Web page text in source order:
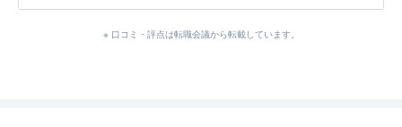
※ 口コミ・評点は転職会議から転載しています。